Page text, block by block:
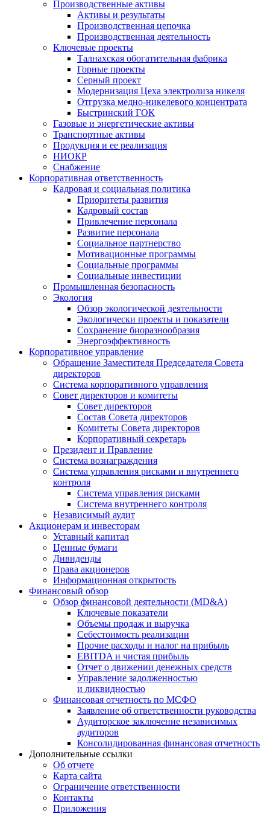
Производственные активы
Активы и результаты
Производственная цепочка
Производственная деятельность
Ключевые проекты
Талнахская обогатительная фабрика
Горные проекты
Серный проект
Модернизация Цеха электролиза никеля
Отгрузка медно-никелевого концентрата
Быстринский ГОК
Газовые и энергетические активы
Транспортные активы
Продукция и ее реализация
НИОКР
Снабжение
Корпоративная ответственность
Кадровая и социальная политика
Приоритеты развития
Кадровый состав
Привлечение персонала
Развитие персонала
Социальное партнерство
Мотивационные программы
Социальные программы
Социальные инвестиции
Промышленная безопасность
Экология
Обзор экологической деятельности
Экологически проекты и показатели
Сохранение биоразнообразия
Энергоэффективность
Корпоративное управление
Обращение Заместителя Председателя Совета
директоров
Система корпоративного управления
Совет директоров и комитеты
Совет директоров
Состав Совета директоров
Комитеты Совета директоров
Корпоративный секретарь
Президент и Правление
Система вознаграждения
Система управления рисками и внутреннего
контроля
Система управления рисками
Система внутреннего контроля
Независимый аудит
Акционерам и инвесторам
Уставный капитал
Ценные бумаги
Дивиденды
Права акционеров
Информационная открытость
Финансовый обзор
Обзор финансовой деятельности (MD&A)
Ключевые показатели
Объемы продаж и выручка
Себестоимость реализации
Прочие расходы и налог на прибыль
EBITDA и чистая прибыль
Отчет о движении денежных средств
Управление задолженностью
и ликвидностью
Финансовая отчетность по МСФО
Заявление об ответственности руководства
Аудиторское заключение независимых
аудиторов
Консолидированная финансовая отчетность
Дополнительные ссылки
Об отчете
Карта сайта
Ограничение ответственности
Контакты
Приложения